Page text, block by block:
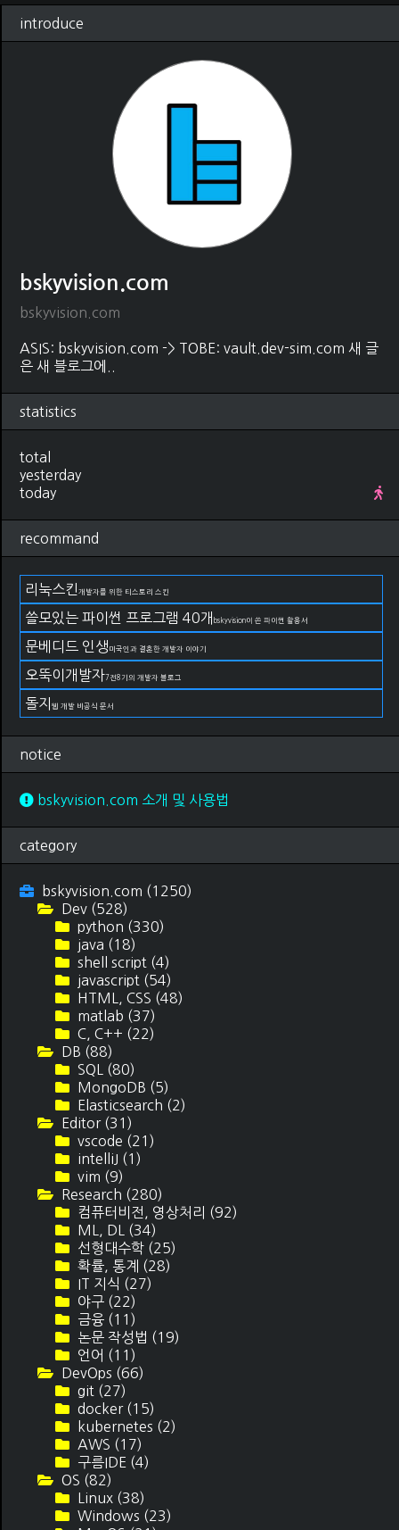
introduce
bskyvision.com
bskyvision.com
ASIS: bskyvision.com -> TOBE: vault.dev-sim.com 새 글
은 새 블로그에..
statistics
total
yesterday
today
recommand
리눅스킨 개발자를 위한 티스토리 스킨
쓸모있는 파이썬 프로그램 40개 bskyvision이 쓴 파이썬 활용서
문베디드 인생 미국인과 결혼한 개발자 이야기
오뚝이개발자7전8기의 개발자 블로그
돌지 웹 개발 비공식 문서
notice
bskyvision.com 소개 및 사용법
category
bskyvision.com (1250)
Dev (528)
python (330)
java (18)
shell script (4)
javascript (54)
HTML, CSS (48)
matlab (37)
C, C++ (22)
DB (88)
SQL (80)
MongoDB (5)
Elasticsearch (2)
Editor (31)
vscode (21)
intelliJ (1)
vim (9)
Research (280)
컴퓨터비전, 영상처리 (92)
ML, DL (34)
선형대수학 (25)
확률, 통계 (28)
IT 지식 (27)
야구 (22)
금융 (11)
논문 작성법 (19)
언어 (11)
DevOps (66)
git (27)
docker (15)
kubernetes (2)
AWS (17)
구름IDE (4)
OS (82)
Linux (38)
Windows (23)